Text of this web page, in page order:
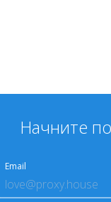
Начните
Email